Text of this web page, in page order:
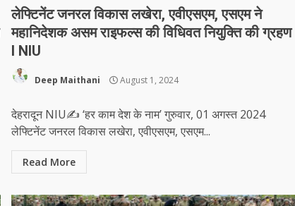
लेफ्टिनेंट जनरल विकास लखेरा, एवीएसएम, एसएम ने
महानिदेशक असम राइफल्स की विधिवत नियुक्ति की ग्रहण
l NIU
Deep Maithani August 1, 2024
देहरादून NIU✍️ ‘हर काम देश के नाम’ गुरुवार, 01 अगस्त 2024
लेफ्टिनेंट जनरल विकास लखेरा, एवीएसएम, एसएम...
Read More